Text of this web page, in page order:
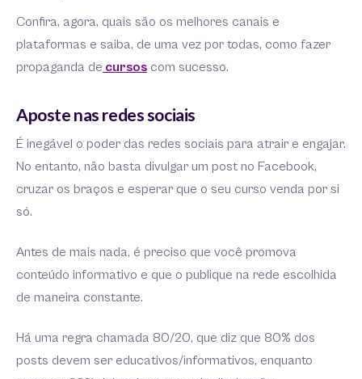
Confira, agora, quais são os melhores canais e
plataformas e saiba, de uma vez por todas, como fazer
propaganda de cursos com sucesso.
Aposte nas redes sociais
É inegável o poder das redes sociais para atrair e engajar.
No entanto, não basta divulgar um post no Facebook,
cruzar os braços e esperar que o seu curso venda por si
só.
Antes de mais nada, é preciso que você promova
conteúdo informativo e que o publique na rede escolhida
de maneira constante.
Há uma regra chamada 80/20, que diz que 80% dos
posts devem ser educativos/informativos, enquanto